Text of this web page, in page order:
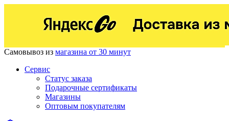
Самовывоз из магазина от 30 минут
Сервис
Статус заказа
Подарочные сертификаты
Магазины
Оптовым покупателям